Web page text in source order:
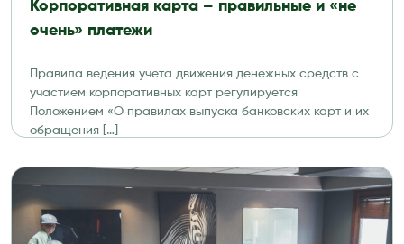
Корпоративная карта – правильные и «не
очень» платежи
Правила ведения учета движения денежных средств с
участием корпоративных карт регулируется
Положением «О правилах выпуска банковских карт и их
обращения […]